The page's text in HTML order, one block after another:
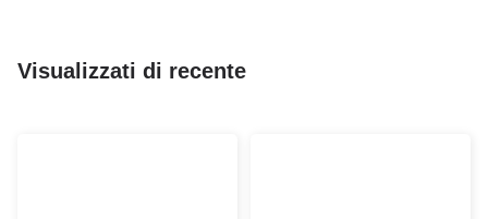
Visualizzati di recente